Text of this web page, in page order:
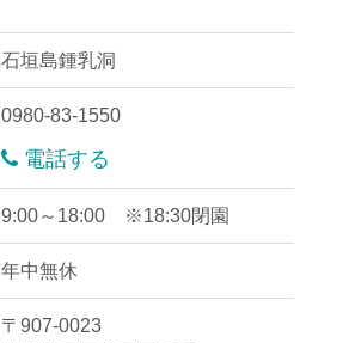
石垣島鍾乳洞
0980-83-1550
電話する
9:00～18:00 ※18:30閉園
年中無休
〒907-0023